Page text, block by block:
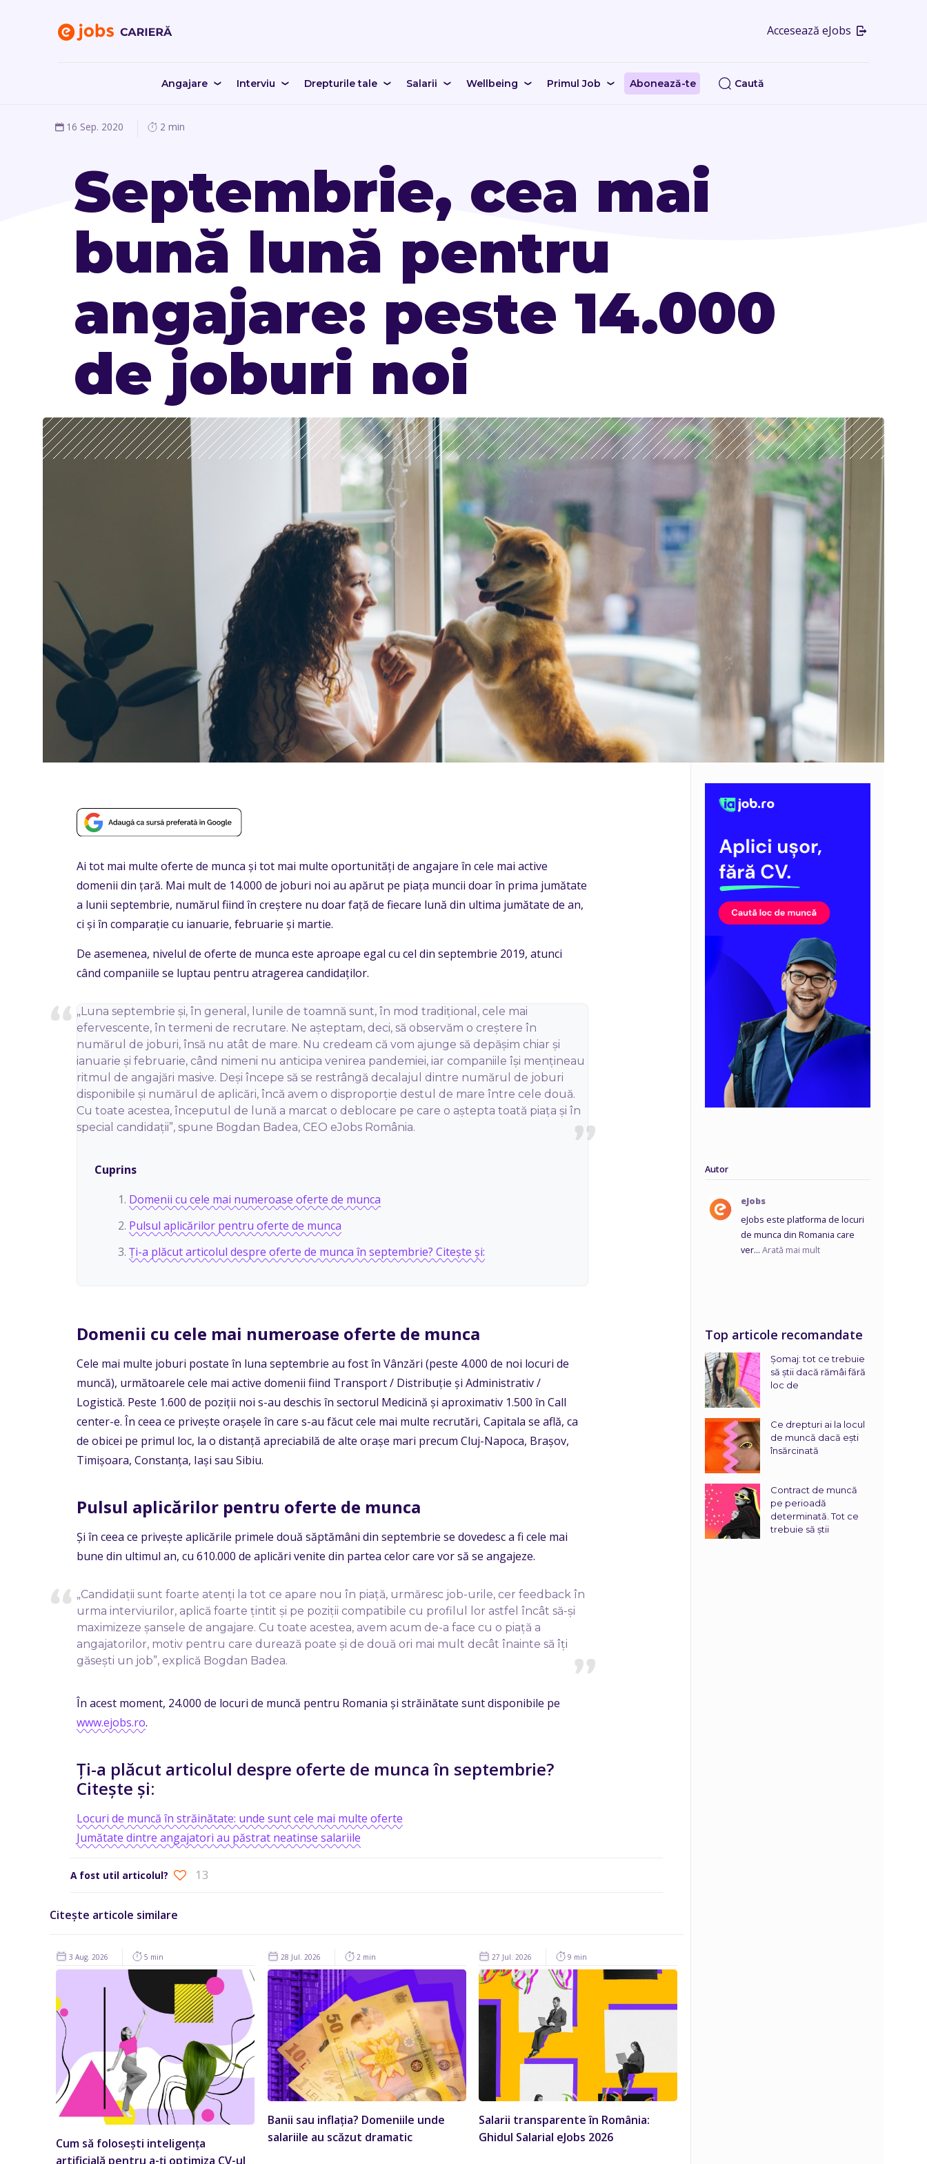
Accesează eJobs
Angajare Interviu Drepturile tale Salarii Wellbeing Primul Job Abonează-te Caută
16 Sep. 2020 2 min
Septembrie, cea mai
bună lună pentru
angajare: peste 14.000
de joburi noi
Ai tot mai multe oferte de munca și tot mai multe oportunități de angajare în cele mai active
domenii din țară. Mai mult de 14.000 de joburi noi au apărut pe piața muncii doar în prima jumătate
a lunii septembrie, numărul fiind în creștere nu doar față de fiecare lună din ultima jumătate de an,
ci și în comparație cu ianuarie, februarie și martie.
De asemenea, nivelul de oferte de munca este aproape egal cu cel din septembrie 2019, atunci
când companiile se luptau pentru atragerea candidaților.
„Luna septembrie și, în general, lunile de toamnă sunt, în mod tradițional, cele mai
efervescente, în termeni de recrutare. Ne așteptam, deci, să observăm o creștere în
numărul de joburi, însă nu atât de mare. Nu credeam că vom ajunge să depășim chiar și
ianuarie și februarie, când nimeni nu anticipa venirea pandemiei, iar companiile își mențineau
ritmul de angajări masive. Deși începe să se restrângă decalajul dintre numărul de joburi
disponibile și numărul de aplicări, încă avem o disproporție destul de mare între cele două.
Cu toate acestea, începutul de lună a marcat o deblocare pe care o aștepta toată piața și în
special candidații”, spune Bogdan Badea, CEO eJobs România.
Cuprins
Domenii cu cele mai numeroase oferte de munca
Pulsul aplicărilor pentru oferte de munca
Ți-a plăcut articolul despre oferte de munca în septembrie? Citește și:
Domenii cu cele mai numeroase oferte de munca
Cele mai multe joburi postate în luna septembrie au fost în Vânzări (peste 4.000 de noi locuri de
muncă), următoarele cele mai active domenii fiind Transport / Distribuție și Administrativ /
Logistică. Peste 1.600 de poziții noi s-au deschis în sectorul Medicină și aproximativ 1.500 în Call
center-e. În ceea ce privește orașele în care s-au făcut cele mai multe recrutări, Capitala se află, ca
de obicei pe primul loc, la o distanță apreciabilă de alte orașe mari precum Cluj-Napoca, Brașov,
Timișoara, Constanța, Iași sau Sibiu.
Pulsul aplicărilor pentru oferte de munca
Și în ceea ce privește aplicările primele două săptămâni din septembrie se dovedesc a fi cele mai
bune din ultimul an, cu 610.000 de aplicări venite din partea celor care vor să se angajeze.
„Candidații sunt foarte atenți la tot ce apare nou în piață, urmăresc job-urile, cer feedback în
urma interviurilor, aplică foarte țintit și pe poziții compatibile cu profilul lor astfel încât să-și
maximizeze șansele de angajare. Cu toate acestea, avem acum de-a face cu o piață a
angajatorilor, motiv pentru care durează poate și de două ori mai mult decât înainte să îți
găsești un job”, explică Bogdan Badea.
În acest moment, 24.000 de locuri de muncă pentru Romania și străinătate sunt disponibile pe
www.ejobs.ro.
Ți-a plăcut articolul despre oferte de munca în septembrie?
Citește și:
Locuri de muncă în străinătate: unde sunt cele mai multe oferte
Jumătate dintre angajatori au păstrat neatinse salariile
A fost util articolul? 13
Citește articole similare
3 Aug. 2026 5 min
Cum să folosești inteligența
artificială pentru a-ți optimiza CV-ul
28 Jul. 2026 2 min
Banii sau inflația? Domeniile unde
salariile au scăzut dramatic
27 Jul. 2026 9 min
Salarii transparente în România:
Ghidul Salarial eJobs 2026
Autor
eJobs
eJobs este platforma de locuri
de munca din Romania care
ver...Arată mai mult
Top articole recomandate
Șomaj: tot ce trebuie
să știi dacă rămâi fără
loc de
Ce drepturi ai la locul
de muncă dacă ești
însărcinată
Contract de muncă
pe perioadă
determinată. Tot ce
trebuie să știi